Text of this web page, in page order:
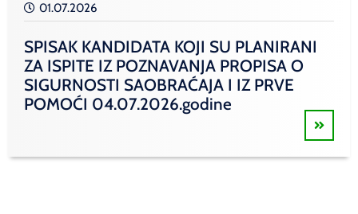
01.07.2026
SPISAK KANDIDATA KOJI SU PLANIRANI
ZA ISPITE IZ POZNAVANJA PROPISA O
SIGURNOSTI SAOBRAĆAJA I IZ PRVE
POMOĆI 04.07.2026.godine